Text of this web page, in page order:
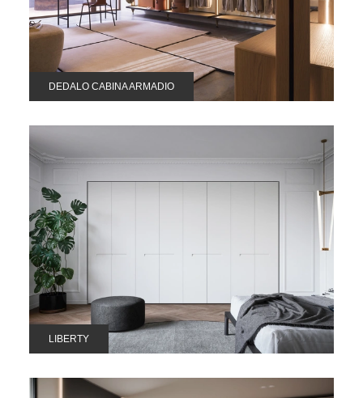
DEDALO CABINA ARMADIO
LIBERTY